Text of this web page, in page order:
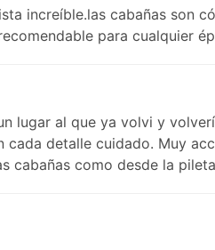
increíble.las cabañas son
para cualquier
lugar al que ya volvi y
cada detalle cuidado. Muy
cabañas como desde la